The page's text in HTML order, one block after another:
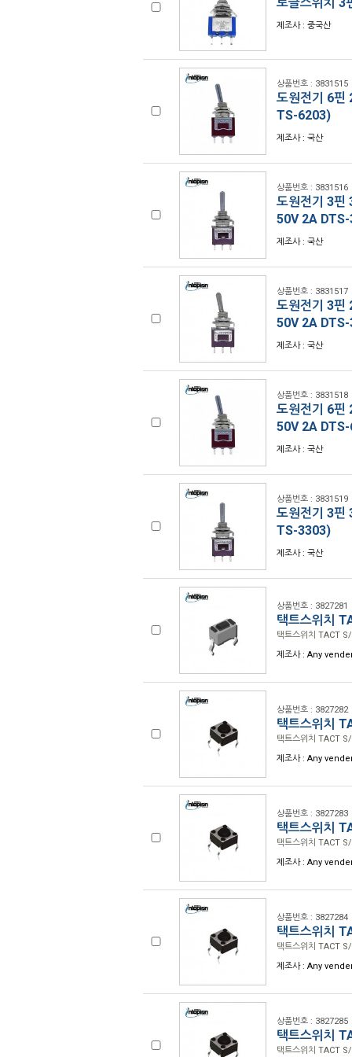
제조사 : 중국산
상품번호 : 3831515
도원전기 6핀
TS-6203)
제조사 : 국산
상품번호 : 3831516
도원전기 3핀
50V 2A
제조사 : 국산
상품번호 : 3831517
도원전기 3핀
50V 2A
제조사 : 국산
상품번호 : 3831518
도원전기 6핀
50V 2A
제조사 : 국산
상품번호 : 3831519
도원전기 3핀
TS-3303)
제조사 : 국산
상품번호 : 3827281
택트스위치
택트스위치 TACT
제조사 : Any
상품번호 : 3827282
택트스위치
택트스위치 TACT
제조사 : Any
상품번호 : 3827283
택트스위치
택트스위치 TACT
제조사 : Any
상품번호 : 3827284
택트스위치
택트스위치 TACT
제조사 : Any
상품번호 : 3827285
택트스위치
택트스위치 TACT